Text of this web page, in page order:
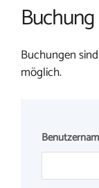
Buchung
Buchungen
möglich.